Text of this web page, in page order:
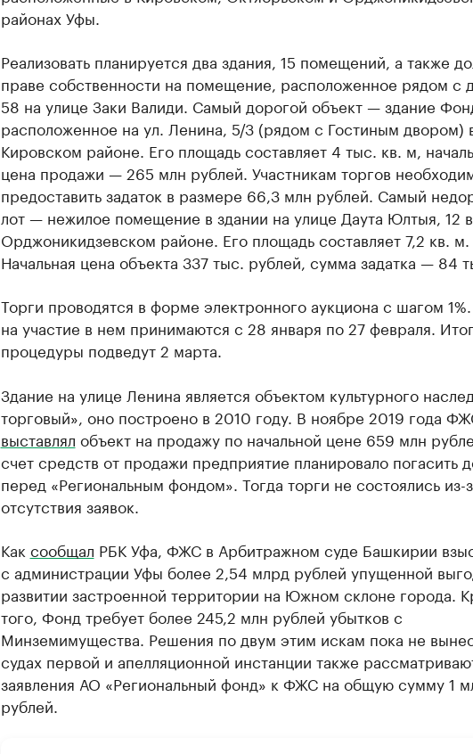
районах Уфы.
Реализовать планируется два здания, 15 помещений, а также
праве собственности на помещение, расположенное рядом
58 на улице Заки Валиди. Самый дорогой объект — здание
расположенное на ул. Ленина, 5/3 (рядом с Гостиным двором)
Кировском районе. Его площадь составляет 4 тыс. кв. м,
цена продажи — 265 млн рублей. Участникам торгов
предоставить задаток в размере 66,3 млн рублей. Самый
лот — нежилое помещение в здании на улице Даута Юлтыя, 12 в
Орджоникидзевском районе. Его площадь составляет 7,2 кв. м.
Начальная цена объекта 337 тыс. рублей, сумма задатка — 84
Торги проводятся в форме электронного аукциона с шагом
на участие в нем принимаются с 28 января по 27 февраля.
процедуры подведут 2 марта.
Здание на улице Ленина является объектом культурного
торговый», оно построено в 2010 году. В ноябре 2019 года
выставлял объект на продажу по начальной цене 659 млн
счет средств от продажи предприятие планировало погасить
перед «Региональным фондом». Тогда торги не состоялись из-
отсутствия заявок.
Как сообщал РБК Уфа, ФЖС в Арбитражном суде Башкирии
с администрации Уфы более 2,54 млрд рублей упущенной
развитии застроенной территории на Южном склоне города.
того, Фонд требует более 245,2 млн рублей убытков с
Минземимущества. Решения по двум этим искам пока не
судах первой и апелляционной инстанции также
заявления АО «Региональный фонд» к ФЖС на общую сумму 1
рублей.